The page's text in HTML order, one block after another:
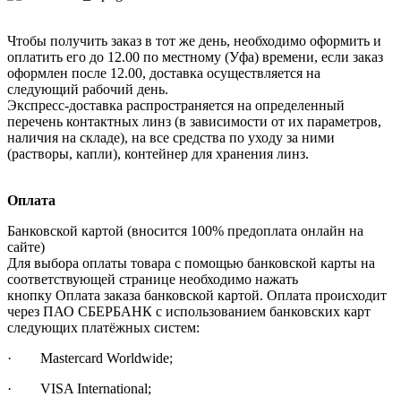
Чтобы получить заказ в тот же день, необходимо оформить и
оплатить его до 12.00 по местному (Уфа) времени, если заказ
оформлен после 12.00, доставка осуществляется на
следующий рабочий день.
Экспресс-доставка распространяется на определенный
перечень контактных линз (в зависимости от их параметров,
наличия на складе), на все средства по уходу за ними
(растворы, капли), контейнер для хранения линз.
Оплата
Банковской картой (вносится 100% предоплата онлайн на
сайте)
Для выбора оплаты товара с помощью банковской карты на
соответствующей странице необходимо нажать
кнопку Оплата заказа банковской картой. Оплата происходит
через ПАО СБЕРБАНК с использованием банковских карт
следующих платёжных систем:
· Mastercard Worldwide;
· VISA International;